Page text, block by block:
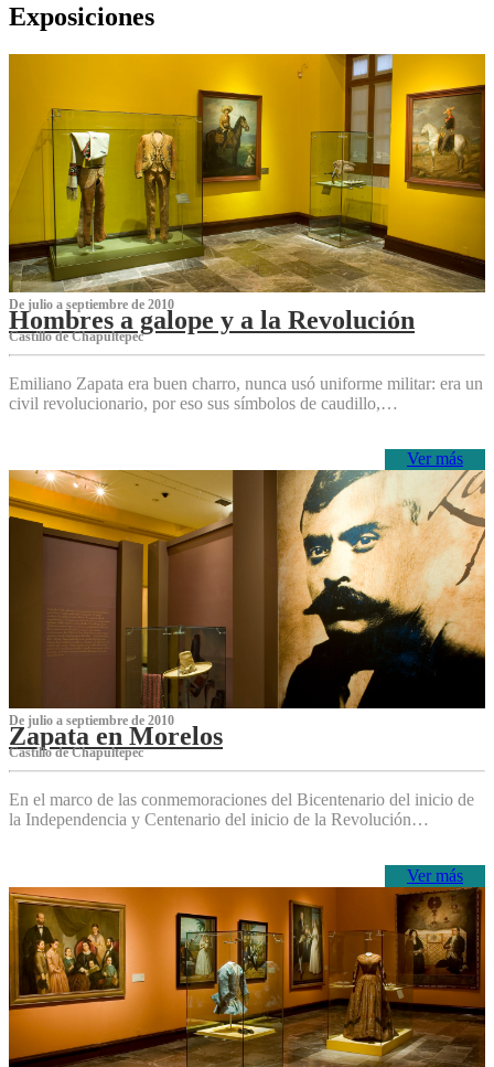
Exposiciones
De julio a septiembre de 2010
Hombres a galope y a la Revolución
Castillo de Chapultepec
Emiliano Zapata era buen charro, nunca usó uniforme militar: era un
civil revolucionario, por eso sus símbolos de caudillo,…
Ver más
De julio a septiembre de 2010
Zapata en Morelos
Castillo de Chapultepec
En el marco de las conmemoraciones del Bicentenario del inicio de
la Independencia y Centenario del inicio de la Revolución…
Ver más